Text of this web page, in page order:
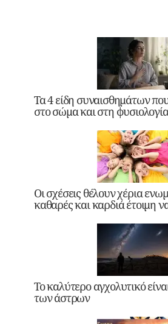
Τα 4 είδη συναισθημάτων
στο σώμα και στη
Οι σχέσεις θέλουν χέρια
καθαρές και καρδιά έτοιμη
Το καλύτερο αγχολυτικό
των άστρων